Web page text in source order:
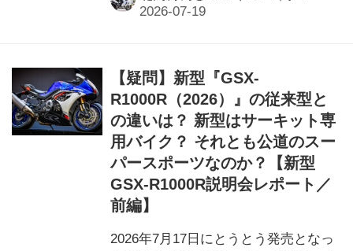
【疑問】新型『GSX-
R1000R（2026）』の従来型と
の違いは？ 新型はサーキット専
用バイク？ それとも公道のスー
パースポーツなのか？【新型
GSX-R1000R説明会レポート／
前編】
2026年7月17日にとうとう発売となっ